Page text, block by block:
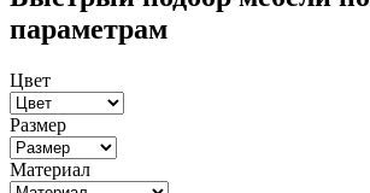
параметрам
Цвет
Размер
Материал